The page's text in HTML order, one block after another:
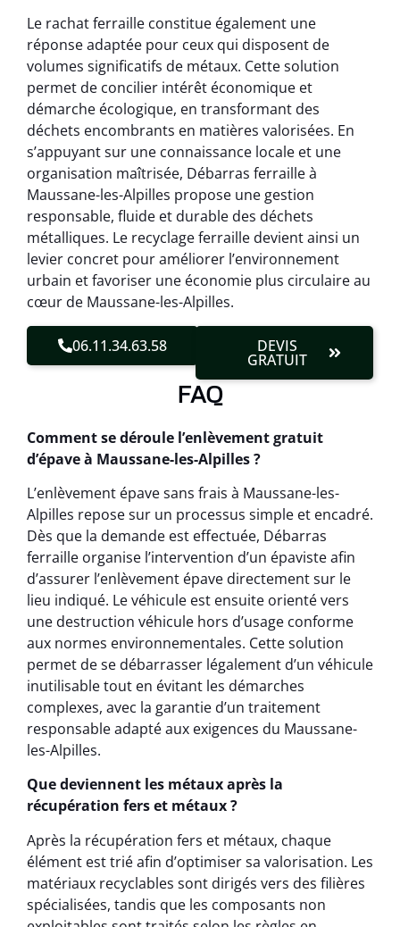
Le rachat ferraille constitue également une
réponse adaptée pour ceux qui disposent de
volumes significatifs de métaux. Cette solution
permet de concilier intérêt économique et
démarche écologique, en transformant des
déchets encombrants en matières valorisées. En
s’appuyant sur une connaissance locale et une
organisation maîtrisée, Débarras ferraille à
Maussane-les-Alpilles propose une gestion
responsable, fluide et durable des déchets
métalliques. Le recyclage ferraille devient ainsi un
levier concret pour améliorer l’environnement
urbain et favoriser une économie plus circulaire au
cœur de Maussane-les-Alpilles.
06.11.34.63.58 DEVIS
GRATUIT
FAQ
Comment se déroule l’enlèvement gratuit
d’épave à Maussane-les-Alpilles ?
L’enlèvement épave sans frais à Maussane-les-
Alpilles repose sur un processus simple et encadré.
Dès que la demande est effectuée, Débarras
ferraille organise l’intervention d’un épaviste afin
d’assurer l’enlèvement épave directement sur le
lieu indiqué. Le véhicule est ensuite orienté vers
une destruction véhicule hors d’usage conforme
aux normes environnementales. Cette solution
permet de se débarrasser légalement d’un véhicule
inutilisable tout en évitant les démarches
complexes, avec la garantie d’un traitement
responsable adapté aux exigences du Maussane-
les-Alpilles.
Que deviennent les métaux après la
récupération fers et métaux ?
Après la récupération fers et métaux, chaque
élément est trié afin d’optimiser sa valorisation. Les
matériaux recyclables sont dirigés vers des filières
spécialisées, tandis que les composants non